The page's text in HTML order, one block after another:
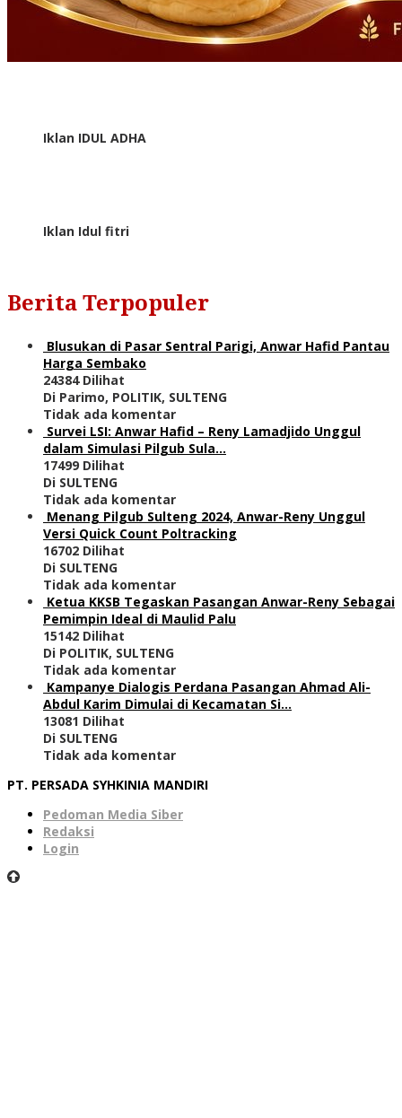
Iklan IDUL ADHA
Iklan Idul fitri
Berita Terpopuler
Blusukan di Pasar Sentral Parigi, Anwar Hafid Pantau
Harga Sembako
24384 Dilihat
Di Parimo, POLITIK, SULTENG
Tidak ada komentar
Survei LSI: Anwar Hafid – Reny Lamadjido Unggul
dalam Simulasi Pilgub Sula…
17499 Dilihat
Di SULTENG
Tidak ada komentar
Menang Pilgub Sulteng 2024, Anwar-Reny Unggul
Versi Quick Count Poltracking
16702 Dilihat
Di SULTENG
Tidak ada komentar
Ketua KKSB Tegaskan Pasangan Anwar-Reny Sebagai
Pemimpin Ideal di Maulid Palu
15142 Dilihat
Di POLITIK, SULTENG
Tidak ada komentar
Kampanye Dialogis Perdana Pasangan Ahmad Ali-
Abdul Karim Dimulai di Kecamatan Si…
13081 Dilihat
Di SULTENG
Tidak ada komentar
PT. PERSADA SYHKINIA MANDIRI
Pedoman Media Siber
Redaksi
Login